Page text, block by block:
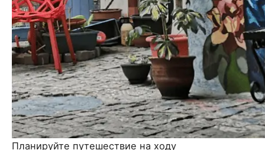
Планируйте путешествие на ходу